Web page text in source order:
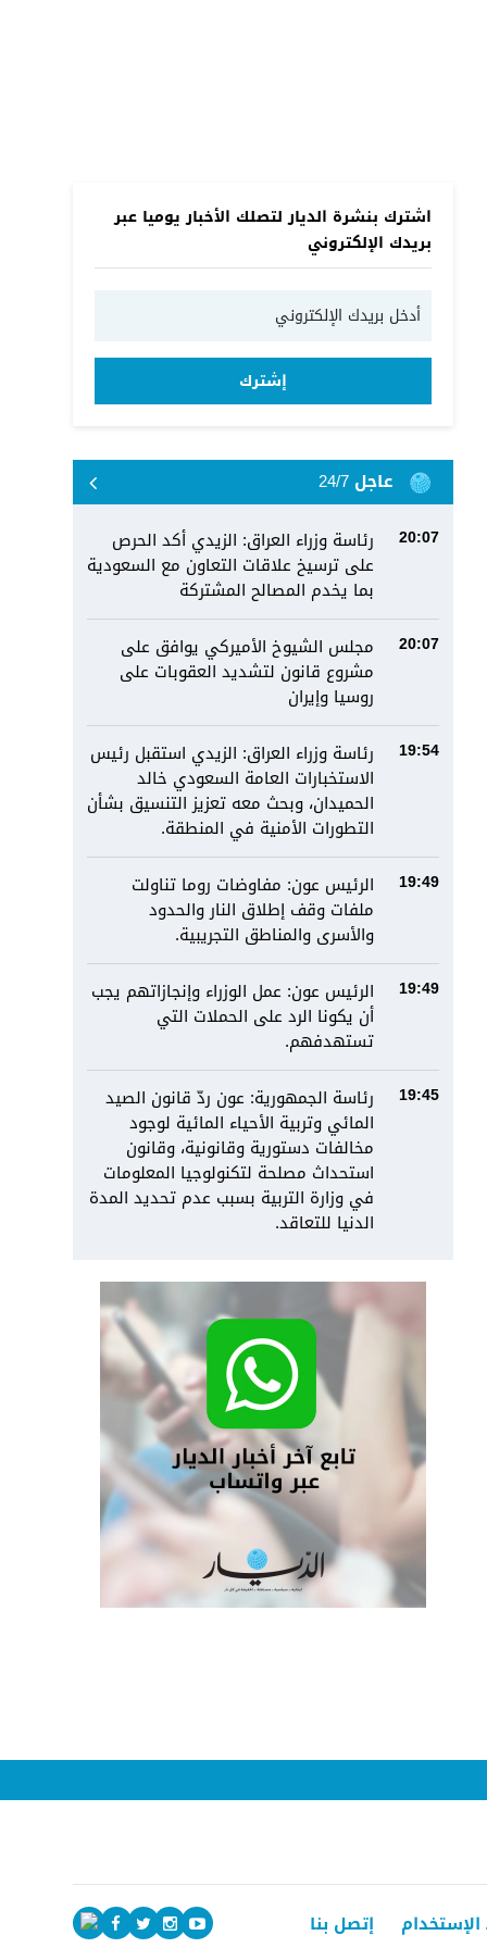
اشترك بنشرة الديار لتصلك الأخبار يوميا عبر
بريدك الإلكتروني
إشترك
عاجل 24/7
20:07
رئاسة وزراء العراق: الزيدي أكد الحرص
على ترسيخ علاقات التعاون مع السعودية
بما يخدم المصالح المشتركة
20:07
مجلس الشيوخ الأميركي يوافق على
مشروع قانون لتشديد العقوبات على
روسيا وإيران
19:54
رئاسة وزراء العراق: الزيدي استقبل رئيس
الاستخبارات العامة السعودي خالد
الحميدان، وبحث معه تعزيز التنسيق بشأن
التطورات الأمنية في المنطقة.
19:49
الرئيس عون: مفاوضات روما تناولت
ملفات وقف إطلاق النار والحدود
والأسرى والمناطق التجريبية.
19:49
الرئيس عون: عمل الوزراء وإنجازاتهم يجب
أن يكونا الرد على الحملات التي
تستهدفهم.
19:45
رئاسة الجمهورية: عون ردّ قانون الصيد
المائي وتربية الأحياء المائية لوجود
مخالفات دستورية وقانونية، وقانون
استحداث مصلحة لتكنولوجيا المعلومات
في وزارة التربية بسبب عدم تحديد المدة
الدنيا للتعاقد.
إتصل بنا